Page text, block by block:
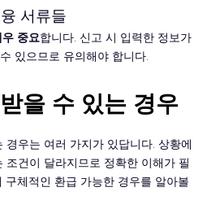
서류들
중요합니다. 신고 시 입력한 정보가
있으므로 유의해야 합니다.
을 수 있는 경우
경우는 여러 가지가 있답니다. 상황에
조건이 달라지므로 정확한 이해가 필
구체적인 환급 가능한 경우를 알아볼